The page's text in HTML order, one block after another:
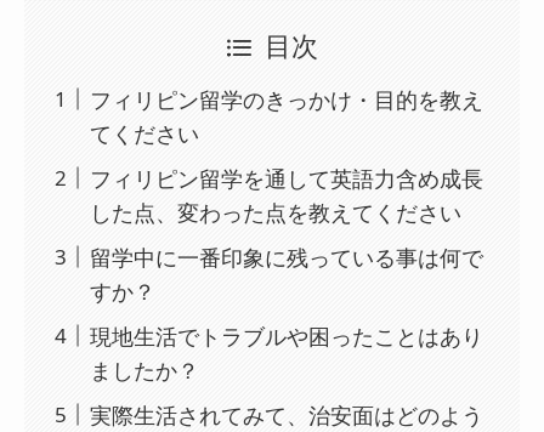
目次
フィリピン留学のきっかけ・目的を教え
てください
フィリピン留学を通して英語力含め成長
した点、変わった点を教えてください
留学中に一番印象に残っている事は何で
すか？
現地生活でトラブルや困ったことはあり
ましたか？
実際生活されてみて、治安面はどのよう